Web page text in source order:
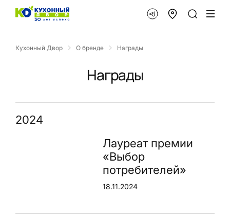
Кухонный Двор О бренде Награды
Награды
2024
Лауреат премии
«Выбор
потребителей»
18.11.2024